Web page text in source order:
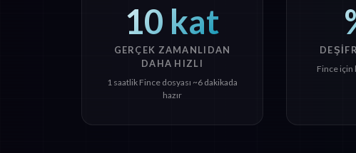
10 kat
GERÇEK ZAMANLIDAN
DAHA HIZLI
1 saatlik Fince dosyası ~6 dakikada
hazır
Fince için